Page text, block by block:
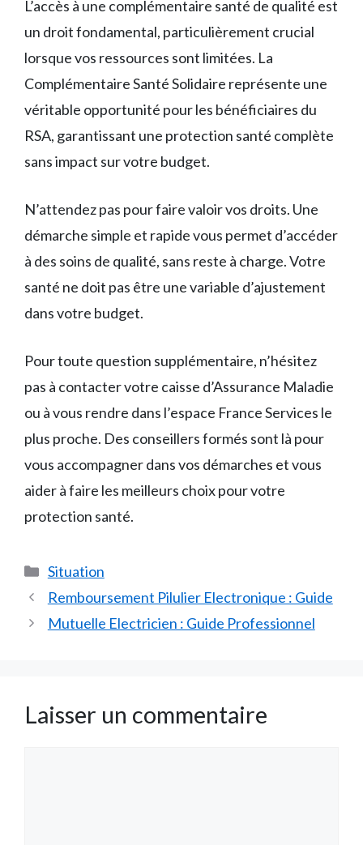
L’accès à une complémentaire santé de qualité est
un droit fondamental, particulièrement crucial
lorsque vos ressources sont limitées. La
Complémentaire Santé Solidaire représente une
véritable opportunité pour les bénéficiaires du
RSA, garantissant une protection santé complète
sans impact sur votre budget.
N’attendez pas pour faire valoir vos droits. Une
démarche simple et rapide vous permet d’accéder
à des soins de qualité, sans reste à charge. Votre
santé ne doit pas être une variable d’ajustement
dans votre budget.
Pour toute question supplémentaire, n’hésitez
pas à contacter votre caisse d’Assurance Maladie
ou à vous rendre dans l’espace France Services le
plus proche. Des conseillers formés sont là pour
vous accompagner dans vos démarches et vous
aider à faire les meilleurs choix pour votre
protection santé.
Catégories
Situation
Remboursement Pilulier Electronique : Guide
Mutuelle Electricien : Guide Professionnel
Laisser un commentaire